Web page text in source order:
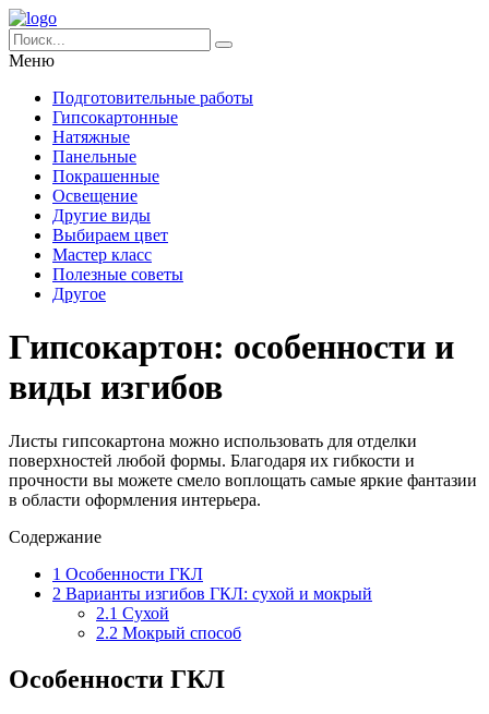
Меню
Подготовительные работы
Гипсокартонные
Натяжные
Панельные
Покрашенные
Освещение
Другие виды
Выбираем цвет
Мастер класс
Полезные советы
Другое
Гипсокартон: особенности и
виды изгибов
Листы гипсокартона можно использовать для отделки
поверхностей любой формы. Благодаря их гибкости и
прочности вы можете смело воплощать самые яркие фантазии
в области оформления интерьера.
Содержание
1 Особенности ГКЛ
2 Варианты изгибов ГКЛ: сухой и мокрый
2.1 Сухой
2.2 Мокрый способ
Особенности ГКЛ